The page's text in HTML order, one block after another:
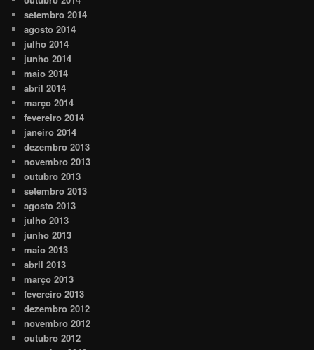
setembro 2014
agosto 2014
julho 2014
junho 2014
maio 2014
abril 2014
março 2014
fevereiro 2014
janeiro 2014
dezembro 2013
novembro 2013
outubro 2013
setembro 2013
agosto 2013
julho 2013
junho 2013
maio 2013
abril 2013
março 2013
fevereiro 2013
dezembro 2012
novembro 2012
outubro 2012